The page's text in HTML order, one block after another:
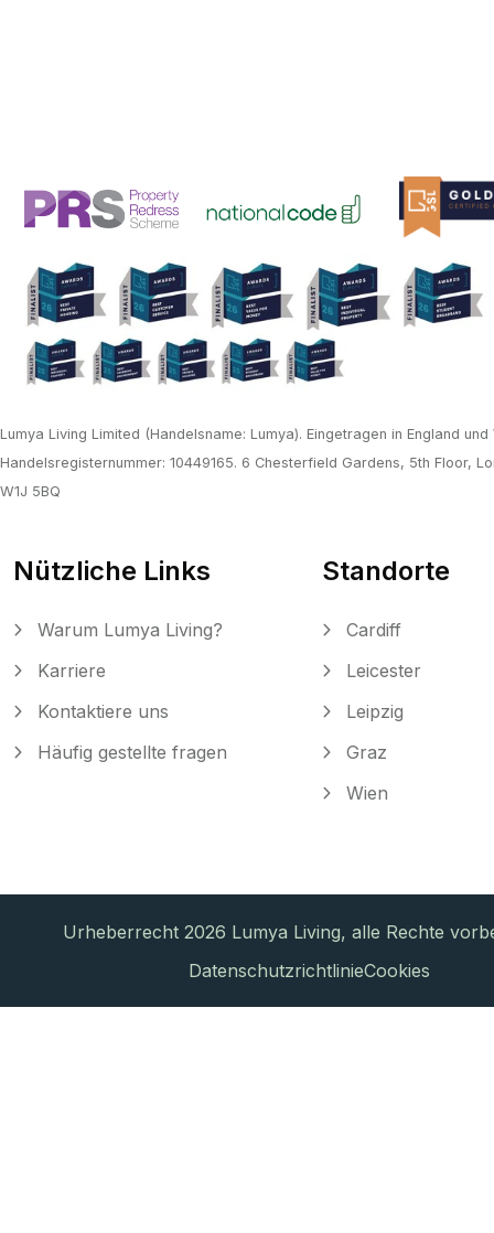
Lumya Living Limited (Handelsname: Lumya). Eingetragen in England und
Handelsregisternummer: 10449165. 6 Chesterfield Gardens, 5th Floor,
W1J 5BQ
Nützliche Links
Warum Lumya Living?
Karriere
Kontaktiere uns
Häufig gestellte fragen
Standorte
Cardiff
Leicester
Leipzig
Graz
Wien
Urheberrecht 2026 Lumya Living, alle Rechte
DatenschutzrichtlinieCookies